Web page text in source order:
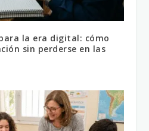
la era digital: cómo
sin perderse en las